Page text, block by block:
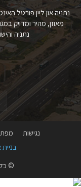
נתניה און ליין פורטל
מאוזן, מהיר ומדויק
נתניה
נגישות
© כל